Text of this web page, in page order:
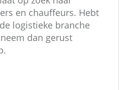
en chauffeurs. Hebt
logistieke branche
dan gerust